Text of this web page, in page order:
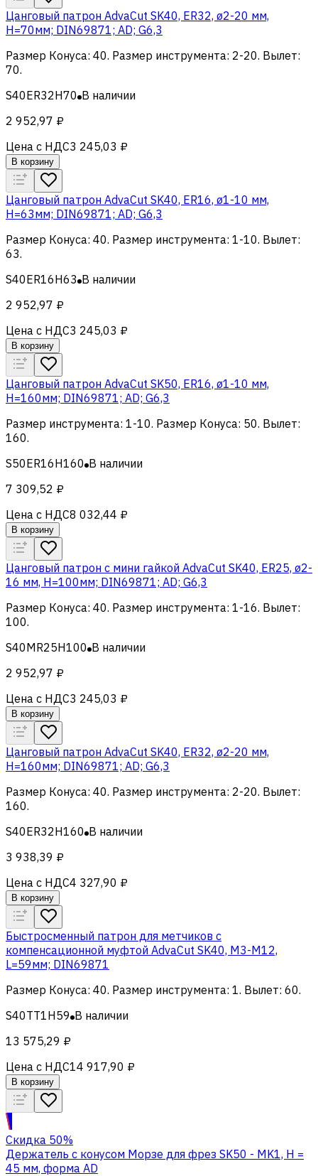
Цанговый патрон AdvaCut SK40, ER32, ø2-20 мм,
H=70мм; DIN69871; AD; G6,3
Размер Конуса: 40. Размер инструмента: 2-20. Вылет:
70.
S40ER32H70 В наличии
2 952,97 ₽
Цена с НДС3 245,03 ₽
В корзину
Цанговый патрон AdvaCut SK40, ER16, ø1-10 мм,
H=63мм; DIN69871; AD; G6,3
Размер Конуса: 40. Размер инструмента: 1-10. Вылет:
63.
S40ER16H63 В наличии
2 952,97 ₽
Цена с НДС3 245,03 ₽
В корзину
Цанговый патрон AdvaCut SK50, ER16, ø1-10 мм,
H=160мм; DIN69871; AD; G6,3
Размер инструмента: 1-10. Размер Конуса: 50. Вылет:
160.
S50ER16H160 В наличии
7 309,52 ₽
Цена с НДС8 032,44 ₽
В корзину
Цанговый патрон c мини гайкой AdvaCut SK40, ER25, ø2-
16 мм, H=100мм; DIN69871; AD; G6,3
Размер Конуса: 40. Размер инструмента: 1-16. Вылет:
100.
S40MR25H100 В наличии
2 952,97 ₽
Цена с НДС3 245,03 ₽
В корзину
Цанговый патрон AdvaCut SK40, ER32, ø2-20 мм,
H=160мм; DIN69871; AD; G6,3
Размер Конуса: 40. Размер инструмента: 2-20. Вылет:
160.
S40ER32H160 В наличии
3 938,39 ₽
Цена с НДС4 327,90 ₽
В корзину
Быстросменный патрон для метчиков с
компенсационной муфтой AdvaCut SK40, M3-M12,
L=59мм; DIN69871
Размер Конуса: 40. Размер инструмента: 1. Вылет: 60.
S40TT1H59 В наличии
13 575,29 ₽
Цена с НДС14 917,90 ₽
В корзину
Скидка 50%
Держатель с конусом Морзе для фрез SK50 - MK1, H =
45 мм, форма AD